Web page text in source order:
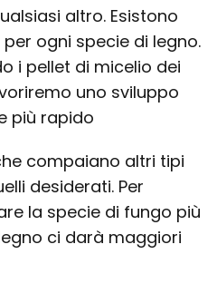
altro. Esistono
ogni specie di legno.
i pellet di micelio dei
uno sviluppo
più rapido
compaiano altri tipi
desiderati. Per
la specie di fungo più
ci darà maggiori